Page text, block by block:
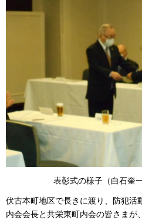
表彰式の様子（白石奎
伏古本町地区で長きに渡り、防犯活
内会会長と共栄東町内会の皆さまが